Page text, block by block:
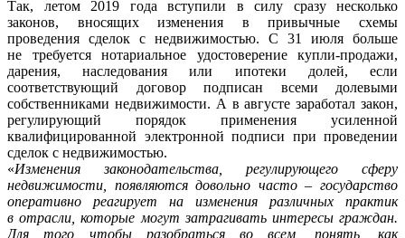
Так, летом 2019 года вступили в силу сразу несколько
законов, вносящих изменения в привычные схемы
проведения сделок с недвижимостью. С 31 июля больше
не требуется нотариальное удостоверение купли-продажи,
дарения, наследования или ипотеки долей, если
соответствующий договор подписан всеми долевыми
собственниками недвижимости. А в августе заработал закон,
регулирующий порядок применения усиленной
квалифицированной электронной подписи при проведении
сделок с недвижимостью.
«Изменения законодательства, регулирующего сферу
недвижимости, появляются довольно часто – государство
оперативно реагирует на изменения различных практик
в отрасли, которые могут затрагивать интересы граждан.
Для того чтобы разобраться во всем, понять, как